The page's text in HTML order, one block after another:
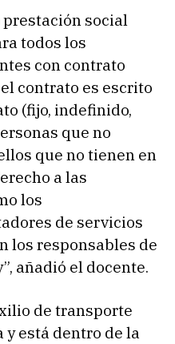
prestación social
todos los
con contrato
contrato es escrito
(fijo, indefinido,
que no
que no tienen en
a las
los
de servicios
los responsables de
añadió el docente.
de transporte
está dentro de la